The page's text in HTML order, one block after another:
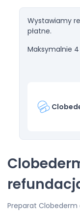
Wystawiamy
płatne.
Maksymalnie
Preparat